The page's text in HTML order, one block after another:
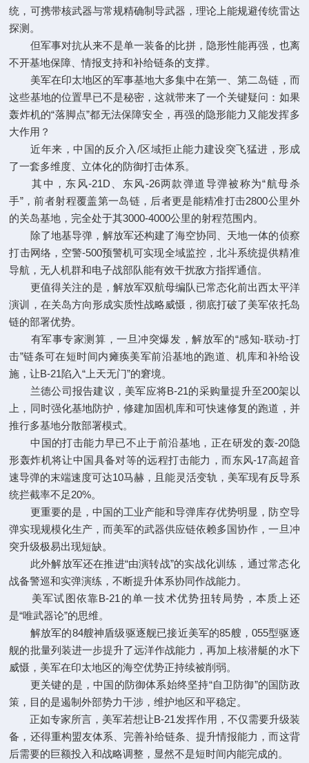
统，可携带核武器与常规精确制导武器，理论上能规避传统雷达
探测。
但军事对抗从来不是单一装备的比拼，隐形性能再强，也离
不开基地保障、情报支持和补给链条的支撑。
美军在印太地区的军事基地大多集中在第一、第二岛链，而
这些基地的位置早已不是秘密，这就带来了一个关键疑问：如果
轰炸机的“落脚点”都无法保障安全，再强的隐形能力又能发挥多
大作用？
近年来，中国的反介入/区域拒止能力建设突飞猛进，形成
了一套多维度、立体化的防御打击体系。
其中，东风-21D、东风-26两款弹道导弹被称为“航母杀
手”，前者射程覆盖第一岛链，后者更是能精准打击2800公里外
的关岛基地，完全处于其3000-4000公里的射程范围内。
除了地基导弹，解放军还构建了海空协同、天地一体的侦察
打击网络，空警-500预警机可实现全域监控，北斗系统提供精准
导航，无人机群和电子战部队能有效干扰敌方指挥通信。
更值得关注的是，解放军双航母编队已常态化前出西太平洋
演训，在关岛方向形成实质性战略威慑，彻底打破了美军依托岛
链的部署优势。
有军事专家测算，一旦冲突爆发，解放军的“感知-联动-打
击”链条可在短时间内瘫痪美军前沿基地的跑道、机库和补给设
施，让B-21陷入“上天无门”的窘境。
兰德公司报告建议，美军应将B-21的采购量提升至200架以
上，同时强化基地防护，修建加固机库和可快速修复的跑道，并
推行多基地分散部署模式。
中国的打击能力早已不止于前沿基地，正在研发的轰-20隐
形轰炸机将让中国具备对等的远程打击能力，而东风-17高超音
速导弹的末端速度可达10马赫，且能灵活变轨，美军现有反导系
统拦截率不足20%。
更重要的是，中国的工业产能和导弹库存优势明显，防空导
弹实现规模化生产，而美军的武器供应链依赖多国协作，一旦冲
突升级极易出现短缺。
此外解放军还在推进“由演转战”的实战化训练，通过常态化
战备警巡和实弹演练，不断提升体系协同作战能力。
美军试图依靠B-21的单一技术优势扭转局势，本质上还
是“唯武器论”的思维。
解放军的84艘神盾级驱逐舰已接近美军的85艘，055型驱逐
舰的批量列装进一步提升了远洋作战能力，再加上核潜艇的水下
威慑，美军在印太地区的海空优势正持续被削弱。
更关键的是，中国的防御体系始终坚持“自卫防御”的国防政
策，目的是遏制外部势力干涉，维护地区和平稳定。
正如专家所言，美军若想让B-21发挥作用，不仅需要升级装
备，还得重构盟友体系、完善补给链条、提升情报能力，而这背
后需要的巨额投入和战略调整，显然不是短时间内能完成的。